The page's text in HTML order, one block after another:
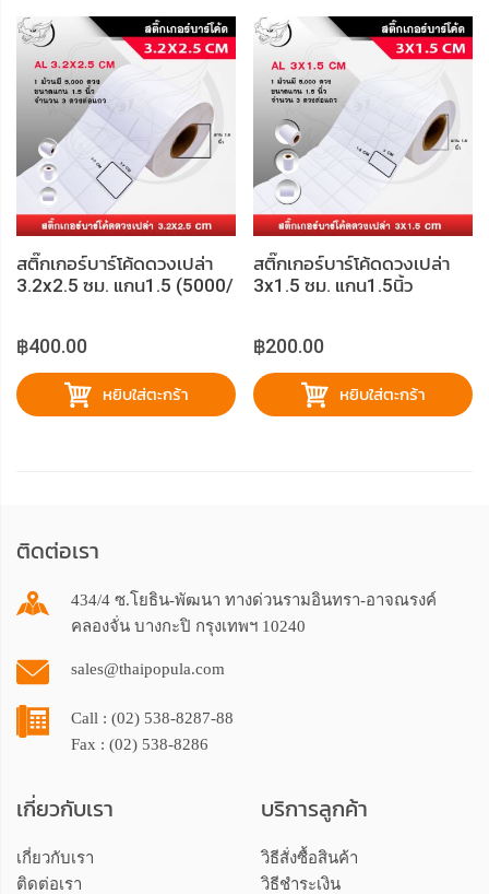
สติ๊กเกอร์บาร์โค้ดดวงเปล่า
3.2x2.5 ซม. แกน1.5 (5000/
฿400.00
หยิบใส่ตะกร้า
สติ๊กเกอร์บาร์โค้ดดวงเปล่า
3x1.5 ซม. แกน1.5นิ้ว
฿200.00
หยิบใส่ตะกร้า
ติดต่อเรา
434/4 ซ.โยธิน-พัฒนา ทางด่วนรามอินทรา-อาจณรงค์
คลองจั่น บางกะปิ กรุงเทพฯ 10240
sales@thaipopula.com
Call : (02) 538-8287-88
Fax : (02) 538-8286
เกี่ยวกับเรา
เกี่ยวกับเรา
ติดต่อเรา
บริการลูกค้า
วิธีสั่งซื้อสินค้า
วิธีชำระเงิน